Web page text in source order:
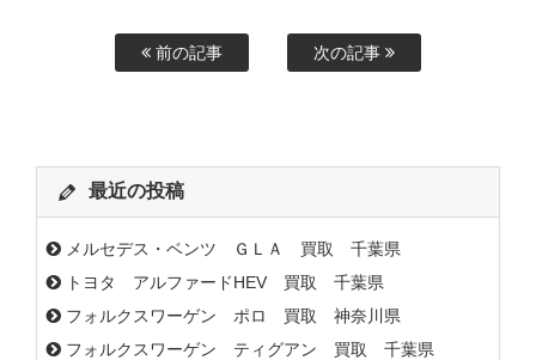
前の記事 次の記事
最近の投稿
メルセデス・ベンツ ＧＬＡ 買取 千葉県
トヨタ アルファードHEV 買取 千葉県
フォルクスワーゲン ポロ 買取 神奈川県
フォルクスワーゲン ティグアン 買取 千葉県